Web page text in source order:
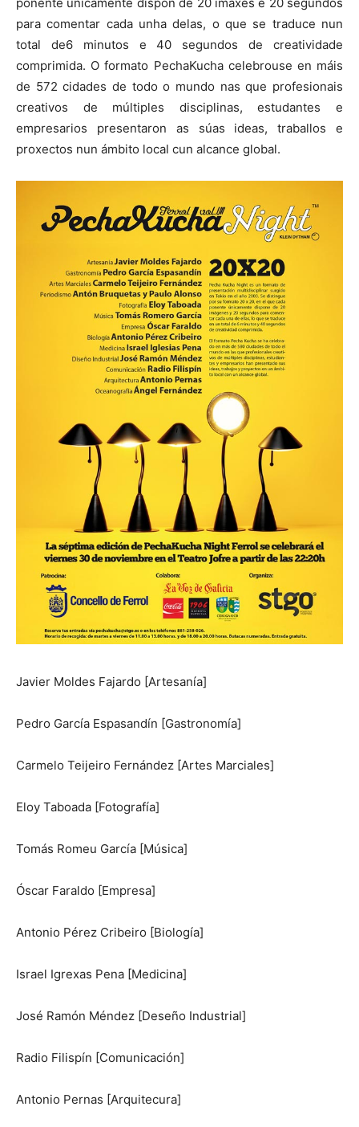
para comentar cada unha delas, o que se traduce nun
total de6 minutos e 40 segundos de creatividade
comprimida. O formato PechaKucha celebrouse en máis
de 572 cidades de todo o mundo nas que profesionais
creativos de múltiples disciplinas, estudantes e
empresarios presentaron as súas ideas, traballos e
proxectos nun ámbito local cun alcance global.
Javier Moldes Fajardo [Artesanía]
Pedro García Espasandín [Gastronomía]
Carmelo Teijeiro Fernández [Artes Marciales]
Eloy Taboada [Fotografía]
Tomás Romeu García [Música]
Óscar Faraldo [Empresa]
Antonio Pérez Cribeiro [Biología]
Israel Igrexas Pena [Medicina]
José Ramón Méndez [Deseño Industrial]
Radio Filispín [Comunicación]
Antonio Pernas [Arquitecura]